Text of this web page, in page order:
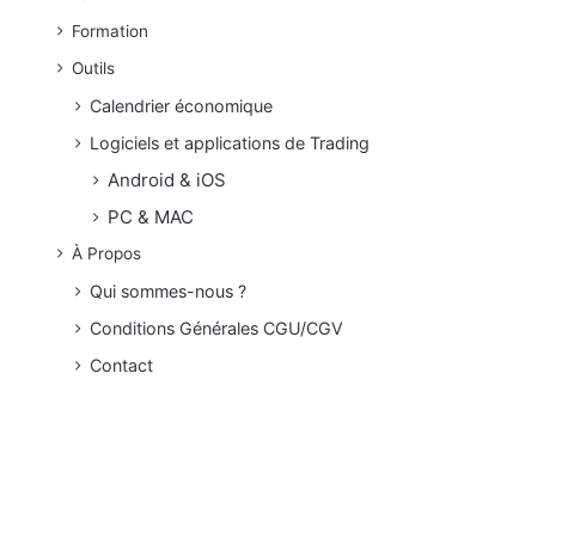
Formation
Outils
Calendrier économique
Logiciels et applications de Trading
Android & iOS
PC & MAC
À Propos
Qui sommes-nous ?
Conditions Générales CGU/CGV
Contact